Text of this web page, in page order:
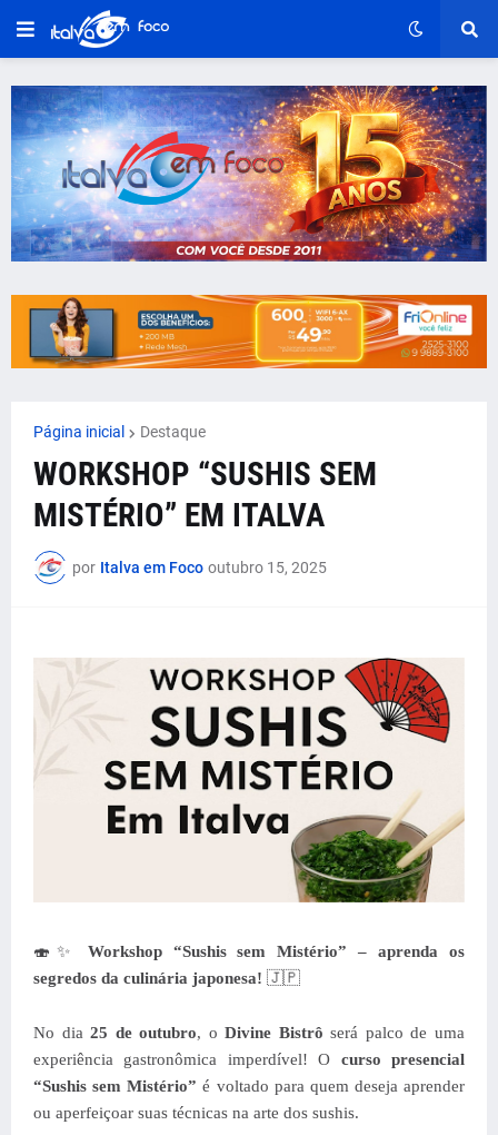
Página inicial Destaque
WORKSHOP “SUSHIS SEM
MISTÉRIO” EM ITALVA
por Italva em Foco outubro 15, 2025
🍣✨ Workshop “Sushis sem Mistério” – aprenda os
segredos da culinária japonesa! 🇯🇵
No dia25 de outubro, oDivine Bistrô será palco de uma
experiência gastronômica imperdível! O curso presencial
“Sushis sem Mistério” é voltado para quem deseja aprender
ou aperfeiçoar suas técnicas na arte dos sushis.